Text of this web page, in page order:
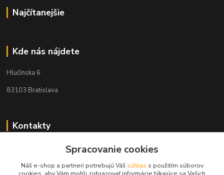
Najčítanejšie
Kde nás nájdete
Hlučínska 6
83103 Bratislava
Kontakty
+421 908 678 479Spracovanie cookies
Náš e-shop a partneri potrebujú Váš súhlas s použitím súborov